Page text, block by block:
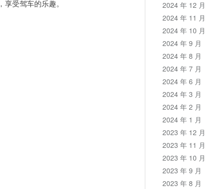
受驾车的乐趣。
2024 年 12 月
2024 年 11 月
2024 年 10 月
2024 年 9 月
2024 年 8 月
2024 年 7 月
2024 年 6 月
2024 年 3 月
2024 年 2 月
2024 年 1 月
2023 年 12 月
2023 年 11 月
2023 年 10 月
2023 年 9 月
2023 年 8 月